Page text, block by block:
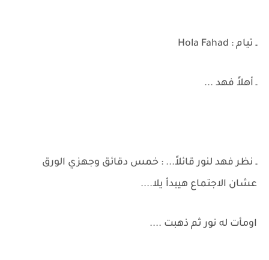
ـ تيام : Hola Fahad
ـ أهلاً فهد ...
ـ نظر فهد لنور قائلاً... : خمس دقائق وجهزي الورق
عشان الاجتماع هيبدأ يلا....
اومأت له نور ثم ذهبت ....